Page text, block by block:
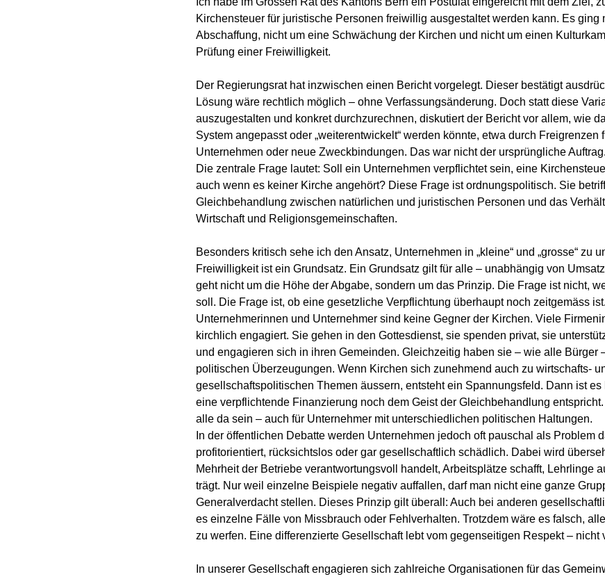
Kirchensteuer für juristische Personen freiwillig ausgestaltet werden kann. Es ging
Abschaffung, nicht um eine Schwächung der Kirchen und nicht um einen
Prüfung einer Freiwilligkeit.
Der Regierungsrat hat inzwischen einen Bericht vorgelegt. Dieser bestätigt
Lösung wäre rechtlich möglich – ohne Verfassungsänderung. Doch statt diese
auszugestalten und konkret durchzurechnen, diskutiert der Bericht vor allem, wie
System angepasst oder „weiterentwickelt“ werden könnte, etwa durch Freigrenzen
Unternehmen oder neue Zweckbindungen. Das war nicht der ursprüngliche Auftrag.
Die zentrale Frage lautet: Soll ein Unternehmen verpflichtet sein, eine
auch wenn es keiner Kirche angehört? Diese Frage ist ordnungspolitisch. Sie
Gleichbehandlung zwischen natürlichen und juristischen Personen und das
Wirtschaft und Religionsgemeinschaften.
Besonders kritisch sehe ich den Ansatz, Unternehmen in „kleine“ und „grosse“ zu
Freiwilligkeit ist ein Grundsatz. Ein Grundsatz gilt für alle – unabhängig von
geht nicht um die Höhe der Abgabe, sondern um das Prinzip. Die Frage ist nicht,
soll. Die Frage ist, ob eine gesetzliche Verpflichtung überhaupt noch zeitgemäss ist.
Unternehmerinnen und Unternehmer sind keine Gegner der Kirchen. Viele
kirchlich engagiert. Sie gehen in den Gottesdienst, sie spenden privat, sie
und engagieren sich in ihren Gemeinden. Gleichzeitig haben sie – wie alle Bürger
politischen Überzeugungen. Wenn Kirchen sich zunehmend auch zu wirtschafts-
gesellschaftspolitischen Themen äussern, entsteht ein Spannungsfeld. Dann ist es
eine verpflichtende Finanzierung noch dem Geist der Gleichbehandlung
alle da sein – auch für Unternehmer mit unterschiedlichen politischen Haltungen.
In der öffentlichen Debatte werden Unternehmen jedoch oft pauschal als Problem
profitorientiert, rücksichtslos oder gar gesellschaftlich schädlich. Dabei wird
Mehrheit der Betriebe verantwortungsvoll handelt, Arbeitsplätze schafft, Lehrlinge
trägt. Nur weil einzelne Beispiele negativ auffallen, darf man nicht eine ganze
Generalverdacht stellen. Dieses Prinzip gilt überall: Auch bei anderen
es einzelne Fälle von Missbrauch oder Fehlverhalten. Trotzdem wäre es falsch,
zu werfen. Eine differenzierte Gesellschaft lebt vom gegenseitigen Respekt – nicht
In unserer Gesellschaft engagieren sich zahlreiche Organisationen für das